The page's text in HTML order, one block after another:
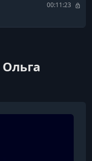
00:11:23